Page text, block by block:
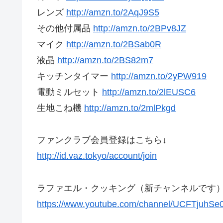
レンズ http://amzn.to/2AqJ9S5
その他付属品 http://amzn.to/2BPv8JZ
マイク http://amzn.to/2BSab0R
液晶 http://amzn.to/2BS82m7
キッチンタイマー http://amzn.to/2yPW919
電動ミルセット http://amzn.to/2lEUSC6
生地こね機 http://amzn.to/2mlPkgd
ファンクラブ会員登録はこちら↓
http://id.vaz.tokyo/account/join
ラファエル・クッキング（新チャンネルです）
https://www.youtube.com/channel/